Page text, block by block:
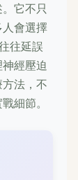
它不只
會選擇
往延誤
經壓迫
法，不
細節。